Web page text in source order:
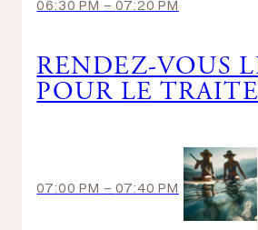
06:30 PM -07:20 PM
RENDEZ-VOUS
POUR LE
07:00 PM -07:40 PM